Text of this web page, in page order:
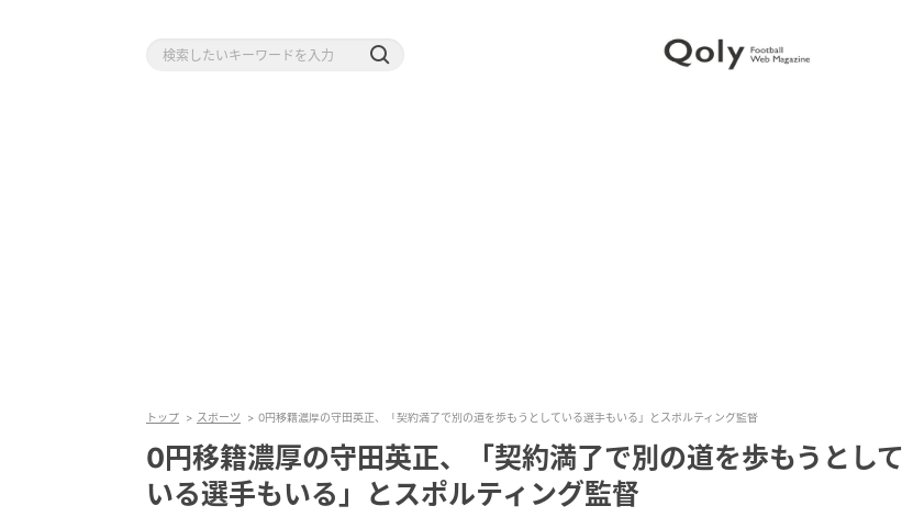
トップ スポーツ 0円移籍濃厚の守田英正、「契約満了で別の道を歩もうとしている選手もいる」とスポルティング監督
0円移籍濃厚の守田英正、「契約満了で別の道を歩もうとして
いる選手もいる」とスポルティング監督